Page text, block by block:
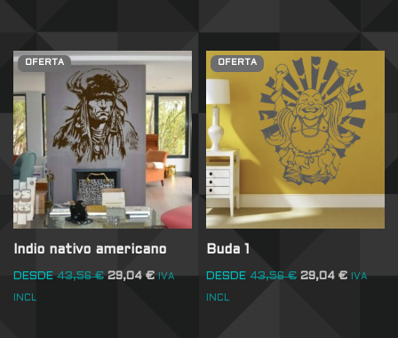
OFERTA
Indio nativo americano
DESDE 43,56€ 29,04€ IVA
INCL
OFERTA
Buda 1
DESDE 43,56€ 29,04€ IVA
INCL